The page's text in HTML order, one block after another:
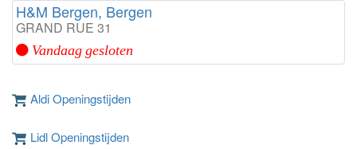
H&M Bergen, Bergen
GRAND RUE 31
Vandaag gesloten
Aldi Openingstijden
Lidl Openingstijden